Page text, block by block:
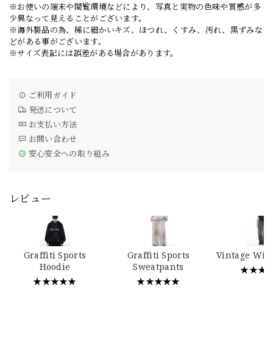
※お使いの端末や閲覧環境などにより、写真と実物の色味や質感が多
少異なって見えることがございます。
※海外製品の為、稀に細かいキズ、ほつれ、くすみ、汚れ、黒ずみな
どがある事がございます。
※サイズ表記には誤差がある場合があります。
ご利用ガイド
発送について
お支払い方法
お問い合わせ
安心安全への取り組み
レビュー
Graffiti Sports
Hoodie
★★★★★
Graffiti Sports
Sweatpants
★★★★★
Vintage